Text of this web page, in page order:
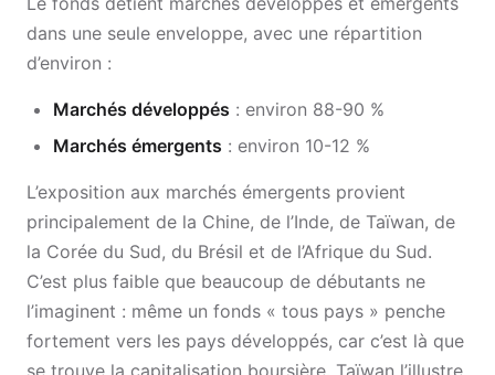
dans une seule enveloppe, avec une répartition
d’environ :
Marchés développés : environ 88-90 %
Marchés émergents : environ 10-12 %
L’exposition aux marchés émergents provient
principalement de la Chine, de l’Inde, de Taïwan, de
la Corée du Sud, du Brésil et de l’Afrique du Sud.
C’est plus faible que beaucoup de débutants ne
l’imaginent : même un fonds « tous pays » penche
fortement vers les pays développés, car c’est là que
se trouve la capitalisation boursière. Taïwan l’illustre